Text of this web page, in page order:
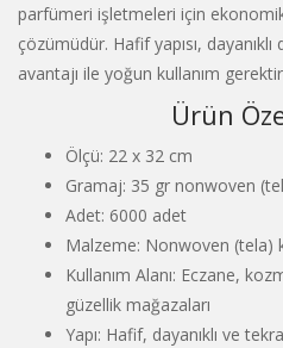
parfümeri işletmeleri için
çözümüdür. Hafif yapısı,
avantajı ile yoğun kullanım
Ürün
Ölçü: 22 x 32 cm
Gramaj: 35 gr nonwoven
Adet: 6000 adet
Malzeme: Nonwoven (tela)
Kullanım Alanı: Eczane,
güzellik mağazaları
Yapı: Hafif, dayanıklı ve